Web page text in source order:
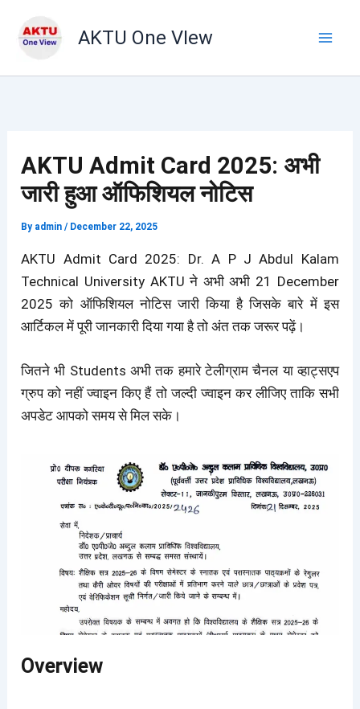
AKTU One VIew
AKTU Admit Card 2025: अभी
जारी हुआ ऑफिशियल नोटिस
By admin/ December 22, 2025
AKTU Admit Card 2025: Dr. A P J Abdul Kalam
Technical University AKTU ने अभी अभी 21 December
2025 को ऑफिशियल नोटिस जारी किया है जिसके बारे में इस
आर्टिकल में पूरी जानकारी दिया गया है तो अंत तक जरूर पढ़ें।
जितने भी Students अभी तक हमारे टेलीग्राम चैनल या व्हाट्सएप
ग्रुप को नहीं ज्वाइन किए हैं तो जल्दी ज्वाइन कर लीजिए ताकि सभी
अपडेट आपको समय से मिल सके।
Overview